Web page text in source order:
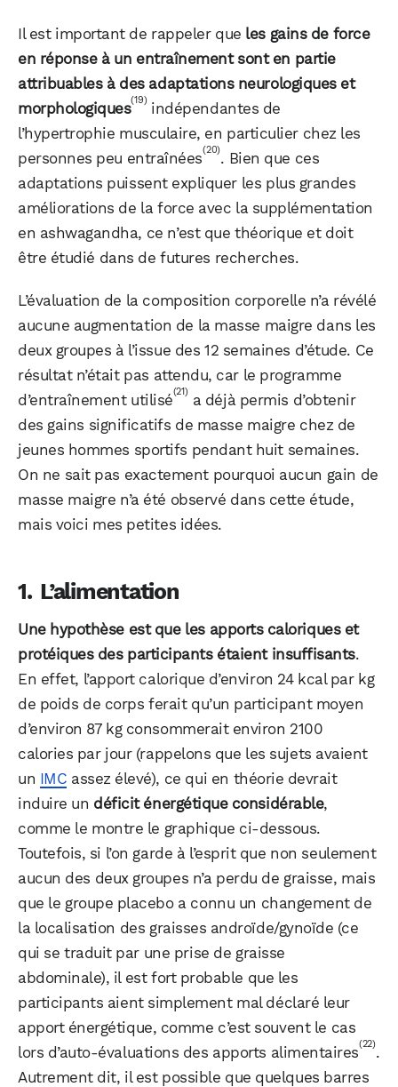
Il est important de rappeler que les gains de force
en réponse à un entraînement sont en partie
attribuables à des adaptations neurologiques et
morphologiques(19) indépendantes de
l’hypertrophie musculaire, en particulier chez les
personnes peu entraînées(20). Bien que ces
adaptations puissent expliquer les plus grandes
améliorations de la force avec la supplémentation
en ashwagandha, ce n’est que théorique et doit
être étudié dans de futures recherches.
L’évaluation de la composition corporelle n’a révélé
aucune augmentation de la masse maigre dans les
deux groupes à l’issue des 12 semaines d’étude. Ce
résultat n’était pas attendu, car le programme
d’entraînement utilisé(21) a déjà permis d’obtenir
des gains significatifs de masse maigre chez de
jeunes hommes sportifs pendant huit semaines.
On ne sait pas exactement pourquoi aucun gain de
masse maigre n’a été observé dans cette étude,
mais voici mes petites idées.
L’alimentation
Une hypothèse est que les apports caloriques et
protéiques des participants étaient insuffisants.
En effet, l’apport calorique d’environ 24 kcal par kg
de poids de corps ferait qu’un participant moyen
d’environ 87 kg consommerait environ 2100
calories par jour (rappelons que les sujets avaient
un IMC assez élevé), ce qui en théorie devrait
induire un déficit énergétique considérable,
comme le montre le graphique ci-dessous.
Toutefois, si l’on garde à l’esprit que non seulement
aucun des deux groupes n’a perdu de graisse, mais
que le groupe placebo a connu un changement de
la localisation des graisses androïde/gynoïde (ce
qui se traduit par une prise de graisse
abdominale), il est fort probable que les
participants aient simplement mal déclaré leur
apport énergétique, comme c’est souvent le cas
lors d’auto-évaluations des apports alimentaires(22).
Autrement dit, il est possible que quelques barres